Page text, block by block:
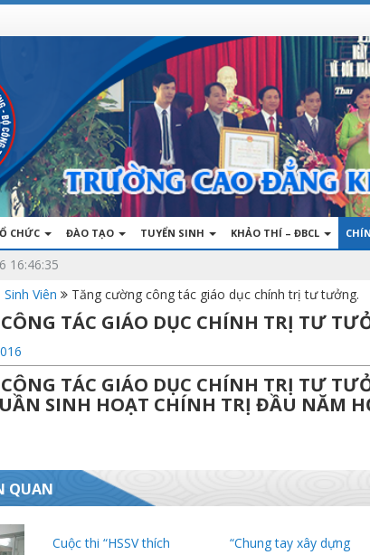
CHỨC ĐÀO TẠO TUYỂN SINH KHẢO THÍ – ĐBCL
16:46:35
Viên Tăng cường công tác giáo dục chính trị tư tưởng.
TÁC GIÁO DỤC CHÍNH TRỊ TƯ
TÁC GIÁO DỤC CHÍNH TRỊ TƯ
SINH HOẠT CHÍNH TRỊ ĐẦU NĂM
QUAN
Cuộc thi “HSSV thích
“Chung tay xây dựng